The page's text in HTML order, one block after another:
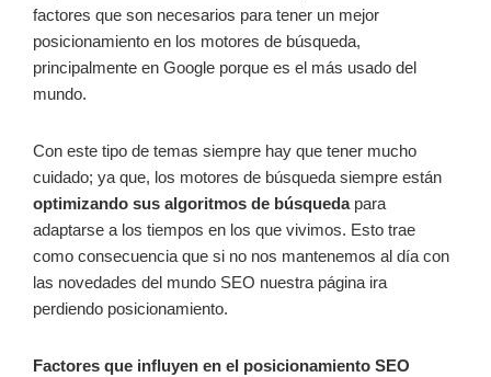
factores que son necesarios para tener un mejor
posicionamiento en los motores de búsqueda,
principalmente en Google porque es el más usado del
mundo.
Con este tipo de temas siempre hay que tener mucho
cuidado; ya que, los motores de búsqueda siempre están
optimizando sus algoritmos de búsqueda para
adaptarse a los tiempos en los que vivimos. Esto trae
como consecuencia que si no nos mantenemos al día con
las novedades del mundo SEO nuestra página ira
perdiendo posicionamiento.
Factores que influyen en el posicionamiento SEO